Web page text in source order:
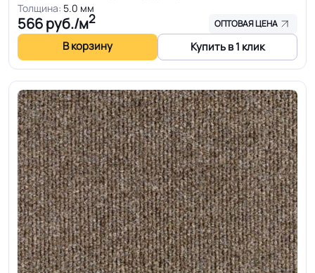
Толщина: 5.0 мм
566руб./м2 ОПТОВАЯ ЦЕНА
В корзину Купить в 1 клик